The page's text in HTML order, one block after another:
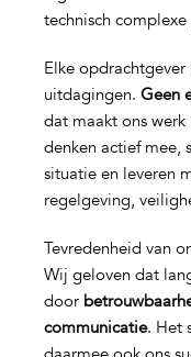
technisch
Elke
uitdagingen. Geen
dat maakt ons
denken actief mee,
situatie en leveren
regelgeving,
Tevredenheid van
Wij geloven dat
door
communicatie. Het